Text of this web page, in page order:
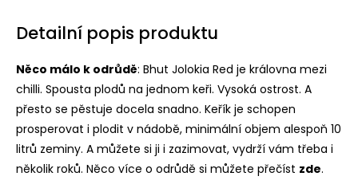
Detailní popis produktu
Něco málo k odrůdě: Bhut Jolokia Red je královna mezi
chilli. Spousta plodů na jednom keři. Vysoká ostrost. A
přesto se pěstuje docela snadno. Keřík je schopen
prosperovat i plodit v nádobě, minimální objem alespoň 10
litrů zeminy. A můžete si ji i zazimovat, vydrží vám třeba i
několik roků. Něco více o odrůdě si můžete přečíst zde.